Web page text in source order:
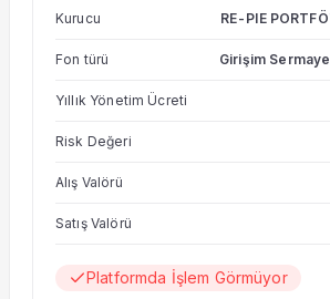
Kurucu RE-PIE
Fon türü Girişim
Yıllık Yönetim Ücreti
Risk Değeri
Alış Valörü
Satış Valörü
Platformda İşlem Görmüyor